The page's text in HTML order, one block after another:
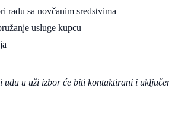
radu sa novčanim sredstvima
usluge kupcu
uđu u uži izbor će biti kontaktirani i